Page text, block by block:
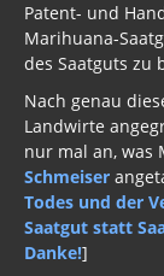
Patent- und
Marihuana-
des Saatguts zu
Nach genau
Landwirte
nur mal an, was
Schmeiser
Todes und der
Saatgut statt
Danke!]